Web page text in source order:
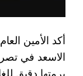
أكد الأمين
الاسعد في
برمتها دقيق